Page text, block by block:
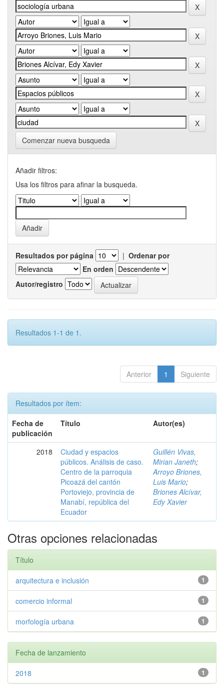
Comenzar nueva busqueda
Añadir filtros:
Usa los filtros para afinar la busqueda.
Resultados por página | Ordenar por
En orden
Autor/registro
Resultados 1-1 de 1.
Anterior 1 Siguiente
Resultados por ítem:
Fecha de
publicación
Título Autor(es)
2018
Ciudad y espacios
públicos. Análisis de caso.
Centro de la parroquia
Picoazá del cantón
Portoviejo, provincia de
Manabí, república del
Ecuador
Guillén Vivas,
Mirian Janeth;
Arroyo Briones,
Luis Mario;
Briones Alcívar,
Edy Xavier
Otras opciones relacionadas
Título
1
arquitectura e inclusión
1
comercio informal
1
morfología urbana
Fecha de lanzamiento
1
2018